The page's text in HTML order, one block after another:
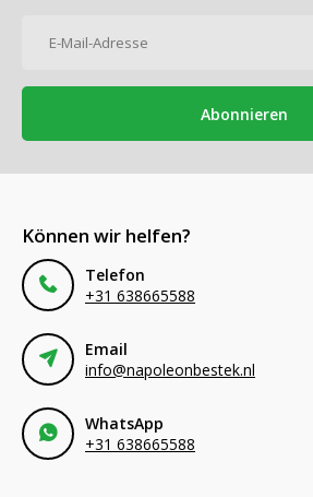
Abonnieren
Können wir helfen?
Telefon
+31 638665588
Email
info@napoleonbestek.nl
WhatsApp
+31 638665588